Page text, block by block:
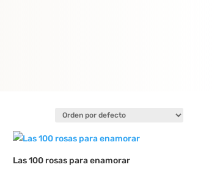
Las 100 rosas para enamorar